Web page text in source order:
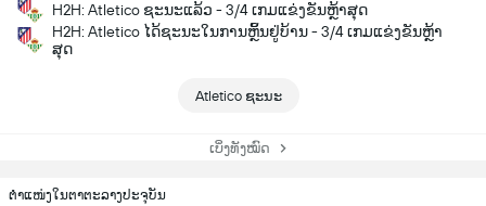
H2H: Atletico ຊະນະແລ້ວ - 3/4 ເກມແຂ່ງຂັນຫຼ້າສຸດ
H2H: Atletico ໄດ້ຊະນະໃນການຫຼິ້ນຢູ່ບ້ານ - 3/4 ເກມແຂ່ງຂັນຫຼ້າ
ສຸດ
Atletico ຊະນະ
ເບິ່ງທັງໝົດ
ຕຳແໜ່ງໃນຕາຕະລາງປະຈຸບັນ